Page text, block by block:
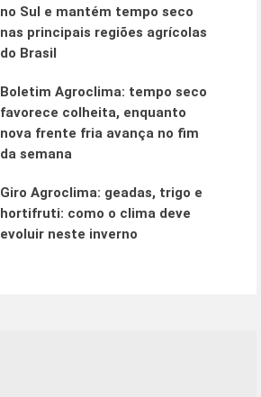
no Sul e mantém tempo seco
nas principais regiões agrícolas
do Brasil
Boletim Agroclima: tempo seco
favorece colheita, enquanto
nova frente fria avança no fim
da semana
Giro Agroclima: geadas, trigo e
hortifruti: como o clima deve
evoluir neste inverno